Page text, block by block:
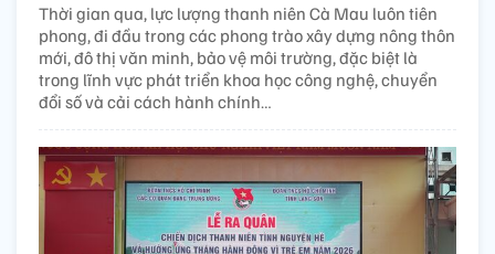
Thời gian qua, lực lượng thanh niên Cà Mau luôn tiên
phong, đi đầu trong các phong trào xây dựng nông thôn
mới, đô thị văn minh, bảo vệ môi trường, đặc biệt là
trong lĩnh vực phát triển khoa học công nghệ, chuyển
đổi số và cải cách hành chính…